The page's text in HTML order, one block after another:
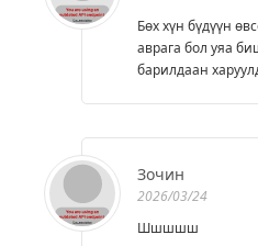
Бөх хүн бүдүүн
аврага бол уяа
барилдаан
Зочин
2026/03/24
Шшшшш